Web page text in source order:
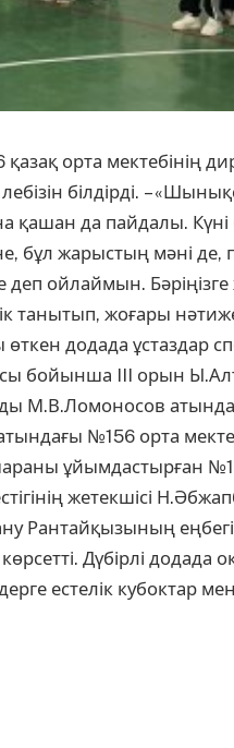
орта мектебінің
білдірді. –
да пайдалы. Күні
бұл жарыстың мәні
ойлаймын. Бәріңізге
танытып, жоғары нәтиже
додада ұстаздар
бойынша III орын
М.В.Ломоносов
№156 орта
ұйымдастырған
жетекшісі
Рантайқызының еңбегі
Дүбірлі
естелік кубоктар